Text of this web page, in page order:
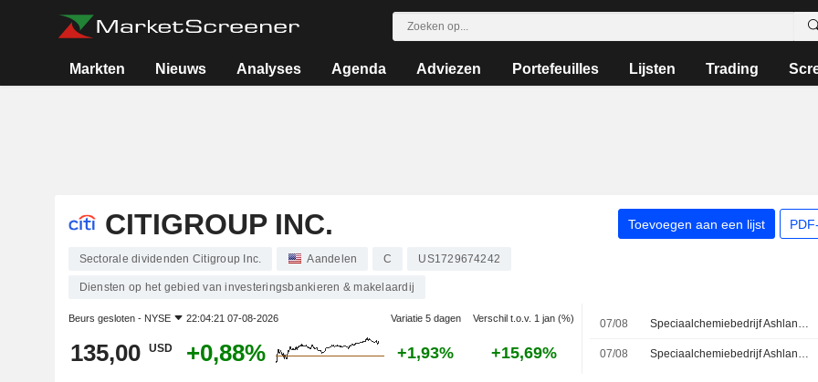
Markten Nieuws Analyses Agenda Adviezen Portefeuilles Lijsten Trading
CITIGROUP INC. Toevoegen aan een lijst
Sectorale dividenden Citigroup Inc. Aandelen C US1729674242
Diensten op het gebied van investeringsbankieren & makelaardij
Beurs gesloten - NYSE 22:04:21 07-08-2026 Variatie 5 dagen Verschil t.o.v. 1 jan (%)
135,00 USD +0,88% +1,93% +15,69%
07/08 Speciaalchemiebedrijf Ashland overweegt verkoop onder druk van activistische aandeelhouders
07/08 Speciaalchemiebedrijf Ashland overweegt verkoop na druk van activistische aandeelhouder, meldt Bloomberg News